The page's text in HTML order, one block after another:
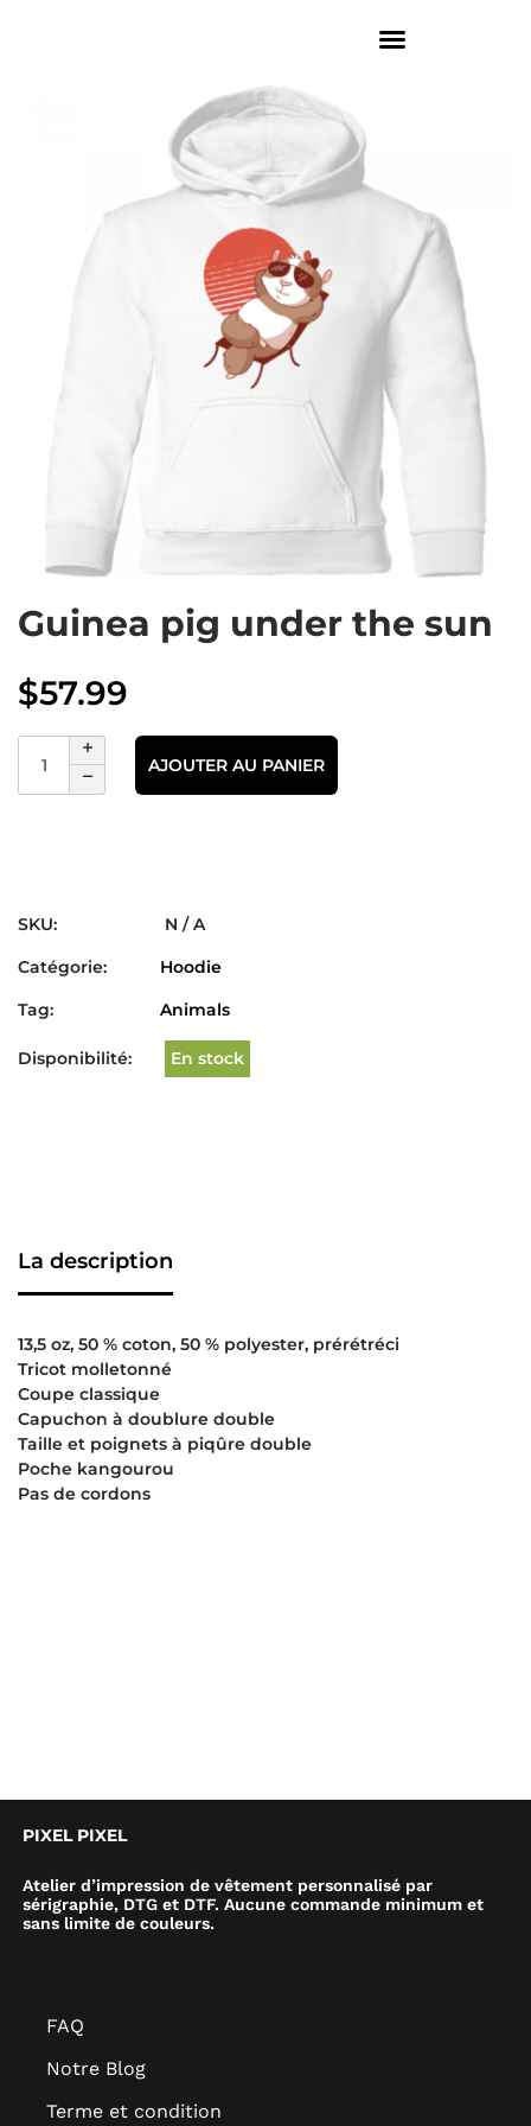
Guinea pig under the sun
$57.99
AJOUTER AU PANIER
SKU:
N / A
Catégorie:
Hoodie
Tag:
Animals
Disponibilité: En stock
La description
13,5 oz, 50 % coton, 50 % polyester, prérétréci
Tricot molletonné
Coupe classique
Capuchon à doublure double
Taille et poignets à piqûre double
Poche kangourou
Pas de cordons
PIXEL PIXEL
Atelier d’impression de vêtement personnalisé par
sérigraphie, DTG et DTF. Aucune commande minimum et
sans limite de couleurs.
FAQ
Notre Blog
Terme et condition